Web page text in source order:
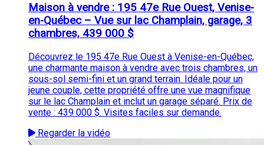
Maison à vendre : 195 47e Rue Ouest, Venise-
en-Québec – Vue sur lac Champlain, garage, 3
chambres, 439 000 $
Découvrez le 195 47e Rue Ouest à Venise-en-Québec,
une charmante maison à vendre avec trois chambres, un
sous-sol semi-fini et un grand terrain. Idéale pour un
jeune couple, cette propriété offre une vue magnifique
sur le lac Champlain et inclut un garage séparé. Prix de
vente : 439 000 $. Visites faciles sur demande.
Regarder la vidéo